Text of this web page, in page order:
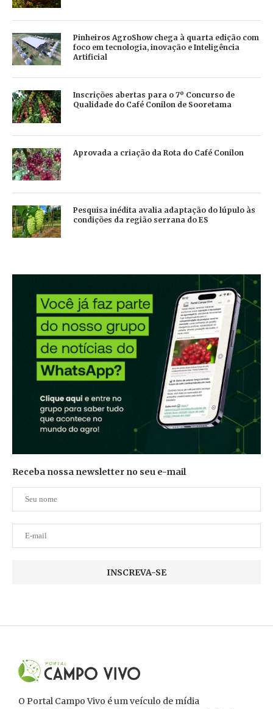
Pinheiros AgroShow chega à quarta edição com
foco em tecnologia, inovação e Inteligência
Artificial
Inscrições abertas para o 7º Concurso de
Qualidade do Café Conilon de Sooretama
Aprovada a criação da Rota do Café Conilon
Pesquisa inédita avalia adaptação do lúpulo às
condições da região serrana do ES
Receba nossa newsletter no seu e-mail
O Portal Campo Vivo é um veículo de mídia